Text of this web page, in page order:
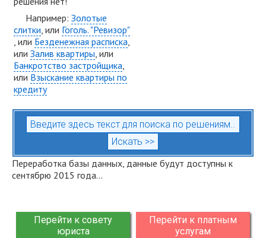
Например: Золотые
слитки, или Гоголь. "Ревизор"
, или Безденежная расписка,
или Залив квартиры, или
Банкротство застройщика,
или Взыскание квартиры по
кредиту
Переработка базы данных, данные будут доступны к
сентябрю 2015 года...
Перейти к совету
юриста
Перейти к платным
услугам